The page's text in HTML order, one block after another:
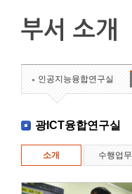
부서 소개
인공지능융합연구실
광ICT융합연구실
소개 수행업무